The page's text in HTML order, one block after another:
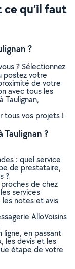
qu’il faut
?
? Sélectionnez
postez votre
de votre
avec tous les
Taulignan,
tous vos projets !
?
: quel service
de prestataire,
?
de chez
services
notes et avis
AlloVoisins
en passant
les devis et les
étape de votre